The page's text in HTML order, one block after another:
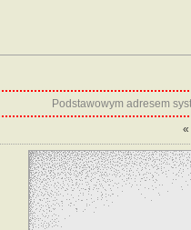
Podstawowym adresem